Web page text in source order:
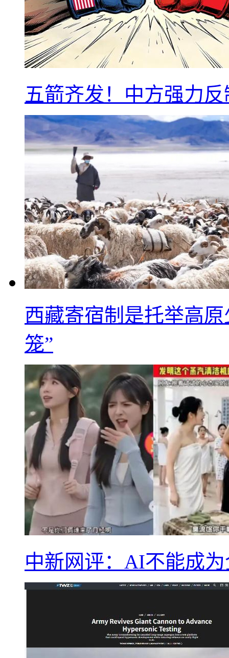
五箭齐发！中方强力
西藏寄宿制是托举高
笼”
中新网评：AI不能成